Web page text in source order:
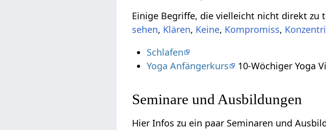
, , , ,
Schlafen
Yoga Anfängerkurs
10-Wöchiger Yoga
Seminare und Ausbildungen
Hier Infos zu ein paar Seminaren und Ausbildungen,